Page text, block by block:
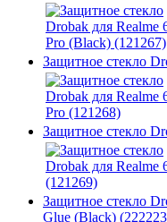
Защитное стекло
Защитное стекло
Защитное стекло
Glue (Black)